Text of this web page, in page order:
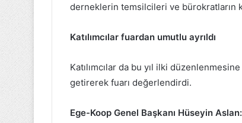
derneklerin temsilcileri ve bürokratların
Katılımcılar fuardan umutlu ayrıldı
Katılımcılar da bu yıl ilki
getirerek fuarı değerlendirdi.
Ege-Koop Genel Başkanı Hüseyin Aslan: